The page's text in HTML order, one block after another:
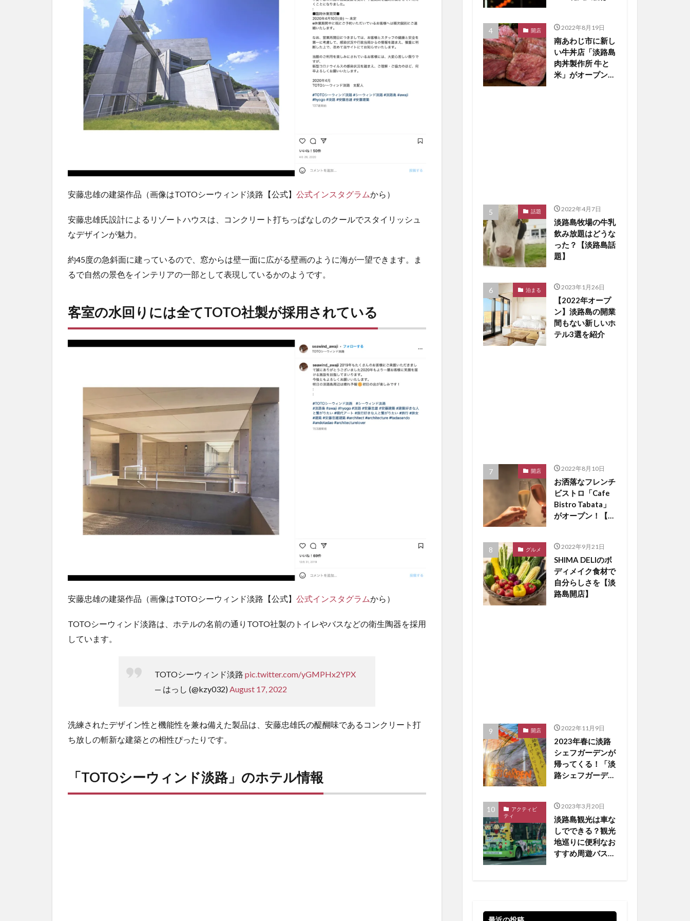
ル情報
安藤忠雄の建築作品（画像はTOTOシーウィンド淡路【公式】 公式インスタグラムから）
安藤忠雄氏設計によるリゾートハウスは、コンクリート打ちっぱなしのクールでスタイリッシュ
なデザインが魅力。
約45度の急斜面に建っているので、窓からは壁一面に広がる壁画のように海が一望できます。ま
るで自然の景色をインテリアの一部として表現しているかのようです。
客室の水回りには全てTOTO社製が採用されている
安藤忠雄の建築作品（画像はTOTOシーウィンド淡路【公式】 公式インスタグラムから）
TOTOシーウィンド淡路は、ホテルの名前の通りTOTO社製のトイレやバスなどの衛生陶器を採用
しています。
TOTOシーウィンド淡路 pic.twitter.com/yGMPHx2YPX
— はっし (@kzy032) August 17, 2022
洗練されたデザイン性と機能性を兼ね備えた製品は、安藤忠雄氏の醍醐味であるコンクリート打
ち放しの斬新な建築との相性ぴったりです。
「TOTOシーウィンド淡路」のホテル情報
開店 2022年8月19日
南あわじ市に新し
い牛丼店「淡路島
肉丼製作所 牛と
米」がオープン
話題 2022年4月7日
淡路島牧場の牛乳
飲み放題はどうな
った？【淡路島話
題】
泊まる 2023年1月26日
【2022年オープ
ン】淡路島の開業
間もない新しいホ
テル3選を紹介
開店 2022年8月10日
お洒落なフレンチ
ビストロ「Cafe
Bistro Tabata」
がオープン！【淡
グルメ 2022年9月21日
SHIMA DELIのボ
ディメイク食材で
自分らしさを【淡
路島開店】
開店 2022年11月9日
2023年春に淡路
シェフガーデンが
帰ってくる！「淡
路シェフガーデン
アクティビ
ティ
2023年3月20日
淡路島観光は車な
しでできる？観光
地巡りに便利なお
すすめ周遊バスを